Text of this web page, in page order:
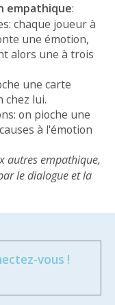
empathique:
chaque joueur à
une émotion,
alors une à trois
une carte
chez lui.
on pioche une
à l'émotion
autres empathique,
le dialogue et la
vous !